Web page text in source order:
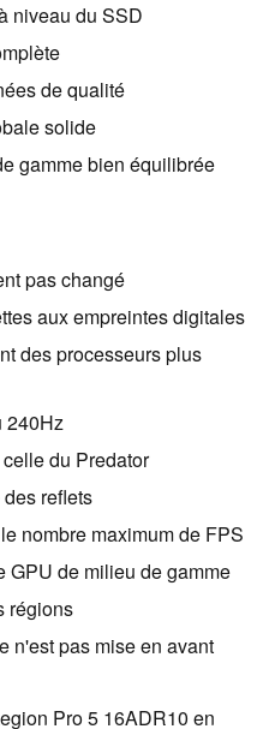
niveau du SSD
de qualité
solide
gamme bien équilibrée
pas changé
aux empreintes digitales
des processeurs plus
240Hz
du Predator
reflets
nombre maximum de FPS
GPU de milieu de gamme
régions
n'est pas mise en avant
Pro 5 16ADR10 en